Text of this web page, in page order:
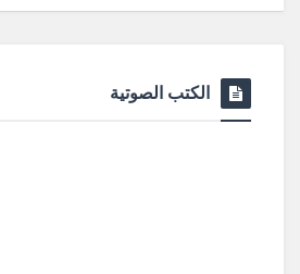
الكتب الصوتية